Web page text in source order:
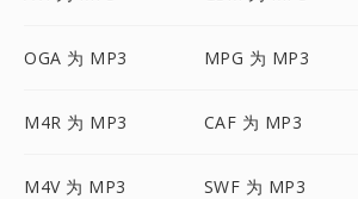
OGA 为 MP3 MPG 为 MP3
M4R 为 MP3 CAF 为 MP3
M4V 为 MP3 SWF 为 MP3